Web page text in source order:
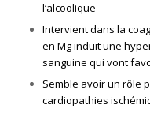
l’alcoolique
Intervient dans la
en Mg induit une
sanguine qui vont
Semble avoir un rôle
cardiopathies